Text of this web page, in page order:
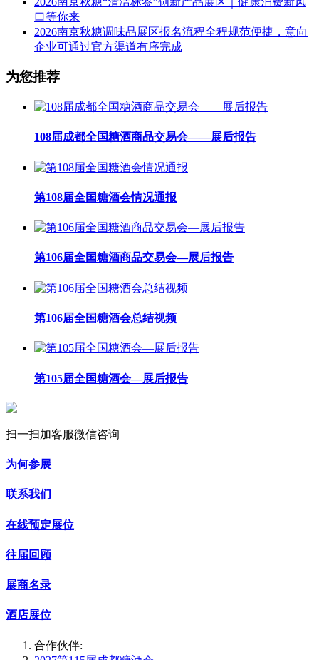
口等你来
2026南京秋糖调味品展区报名流程全程规范便捷，意向
企业可通过官方渠道有序完成
为您推荐
108届成都全国糖酒商品交易会——展后报告
第108届全国糖酒会情况通报
第106届全国糖酒商品交易会—展后报告
第106届全国糖酒会总结视频
第105届全国糖酒会—展后报告
扫一扫加客服微信咨询
为何参展
联系我们
在线预定展位
往届回顾
展商名录
酒店展位
合作伙伴: